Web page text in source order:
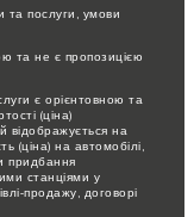
та послуги, умови
та не є пропозицією
є орієнтовною та
(ціна)
відображується на
(ціна) на автомобілі,
придбання
станціями у
продажу, договорі